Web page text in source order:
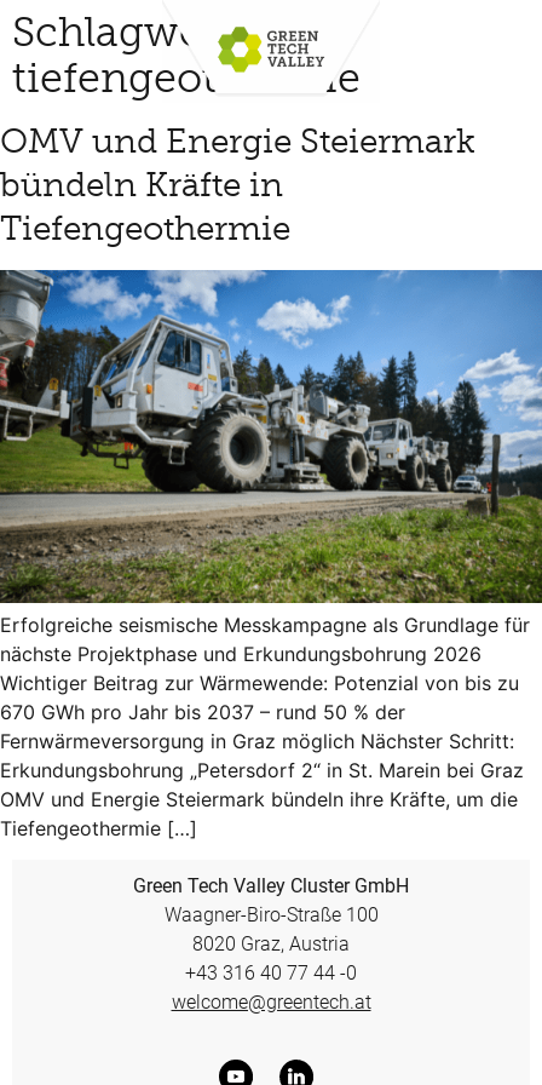
Schlagwort:
tiefengeothermie
OMV und Energie Steiermark
bündeln Kräfte in
Tiefengeothermie
Erfolgreiche seismische Messkampagne als Grundlage für
nächste Projektphase und Erkundungsbohrung 2026
Wichtiger Beitrag zur Wärmewende: Potenzial von bis zu
670 GWh pro Jahr bis 2037 – rund 50 % der
Fernwärmeversorgung in Graz möglich Nächster Schritt:
Erkundungsbohrung „Petersdorf 2“ in St. Marein bei Graz
OMV und Energie Steiermark bündeln ihre Kräfte, um die
Tiefengeothermie […]
Green Tech Valley Cluster GmbH
Waagner-Biro-Straße 100
8020 Graz, Austria
+43 316 40 77 44 -0
welcome@greentech.at